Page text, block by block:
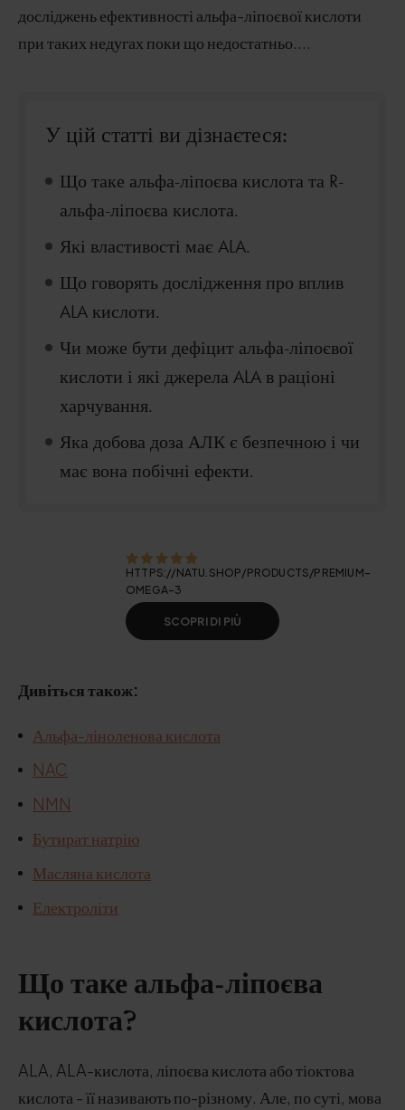
досліджень ефективності альфа-ліпоєвої кислоти
при таких недугах поки що недостатньо....
У цій статті ви дізнаєтеся:
Що таке альфа-ліпоєва кислота та R-
альфа-ліпоєва кислота.
Які властивості має ALA.
Що говорять дослідження про вплив
ALA кислоти.
Чи може бути дефіцит альфа-ліпоєвої
кислоти і які джерела ALA в раціоні
харчування.
Яка добова доза АЛК є безпечною і чи
має вона побічні ефекти.
HTTPS://NATU.SHOP/PRODUCTS/PREMIUM-
OMEGA-3
SCOPRI DI PIÙ
Дивіться також:
Альфа-ліноленова кислота
NAC
NMN
Бутират натрію
Масляна кислота
Електроліти
Що таке альфа-ліпоєва
кислота?
ALA, ALA-кислота, ліпоєва кислота або тіоктова
кислота - її називають по-різному. Але, по суті, мова